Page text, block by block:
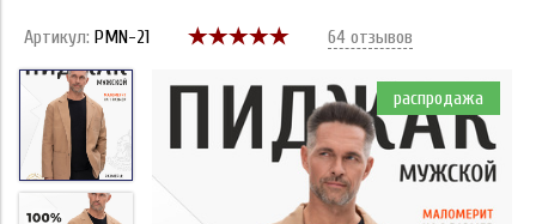
Артикул: PMN-21 64 отзывов
распродажа